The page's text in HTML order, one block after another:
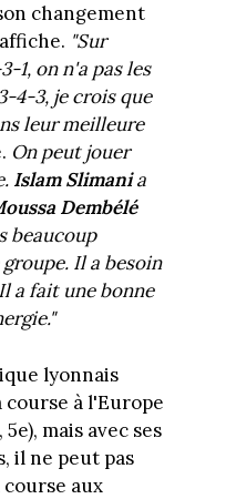
changement
"Sur
1, on n'a pas les
4-3, je crois que
leur meilleure
On peut jouer
Islam Slimania
Dembélé
beaucoup
Il a besoin
a fait une bonne
lyonnais
course à l'Europe
mais avec ses
il ne peut pas
aux